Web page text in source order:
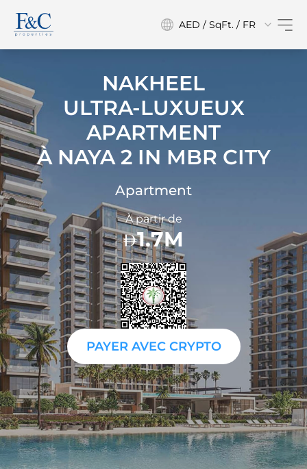
AED / SqFt. / FR
NAKHEEL
ULTRA-LUXUEUX
APARTMENT
À NAYA 2 IN MBR CITY
Apartment
À partir de
1.7M
PAYER AVEC CRYPTO